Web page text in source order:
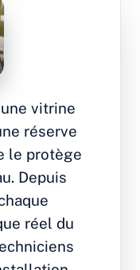
vitrine
réserve
le protège
Depuis
réel du